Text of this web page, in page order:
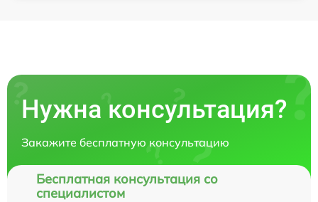
Нужна консультация?
Закажите бесплатную консультацию
Бесплатная консультация со
специалистом